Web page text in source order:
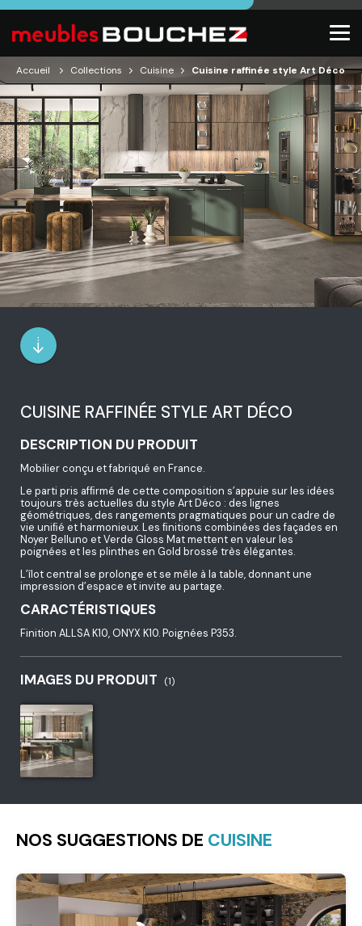
Accueil Collections Cuisine Cuisine raffinée style Art Déco
CUISINE RAFFINÉE STYLE ART DÉCO
DESCRIPTION DU PRODUIT
Mobilier conçu et fabriqué en France.
Le parti pris afﬁrmé de cette composition s’appuie sur les idées
toujours très actuelles du style Art Déco : des lignes
géométriques, des rangements pragmatiques pour un cadre de
vie uniﬁé et harmonieux. Les ﬁnitions combinées des façades en
Noyer Belluno et Verde Gloss Mat mettent en valeur les
poignées et les plinthes en Gold brossé très élégantes.
L’îlot central se prolonge et se mêle à la table, donnant une
impression d’espace et invite au partage.
CARACTÉRISTIQUES
Finition ALLSA K10, ONYX K10. Poignées P353.
IMAGES DU PRODUIT (1)
NOS SUGGESTIONS DE CUISINE